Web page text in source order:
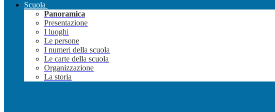
Scuola
Panoramica
Presentazione
I luoghi
Le persone
I numeri della scuola
Le carte della scuola
Organizzazione
La storia